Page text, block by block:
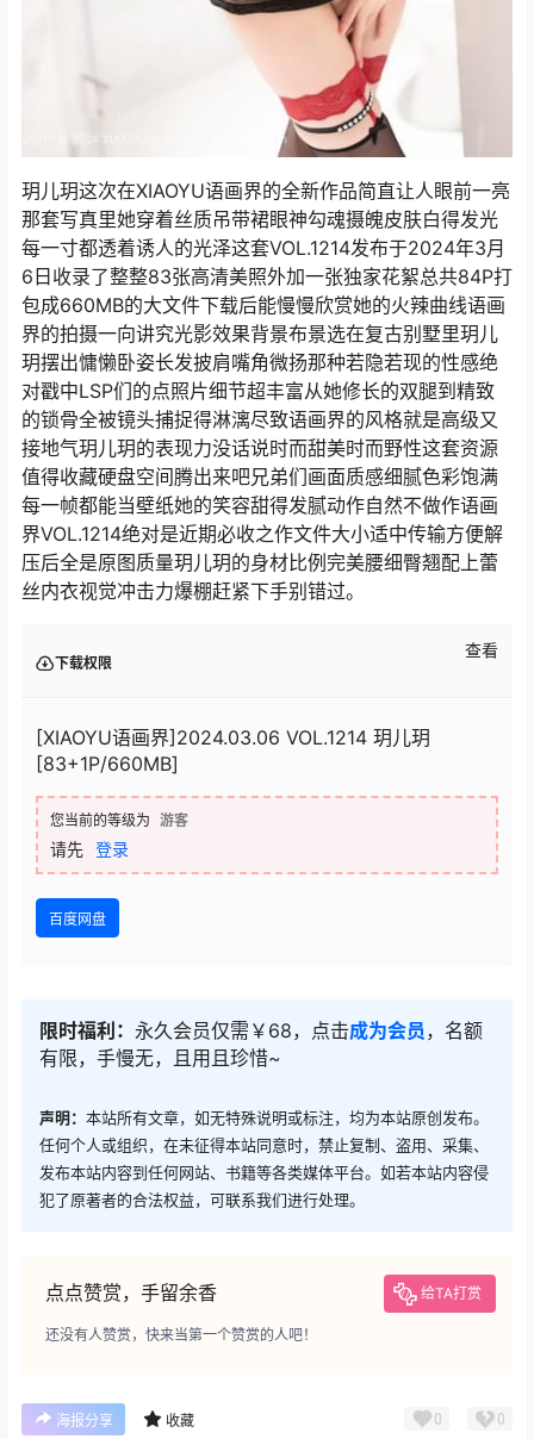
玥儿玥这次在XIAOYU语画界的全新作品简直让人眼前一亮
那套写真里她穿着丝质吊带裙眼神勾魂摄魄皮肤白得发光
每一寸都透着诱人的光泽这套VOL.1214发布于2024年3月
6日收录了整整83张高清美照外加一张独家花絮总共84P打
包成660MB的大文件下载后能慢慢欣赏她的火辣曲线语画
界的拍摄一向讲究光影效果背景布景选在复古别墅里玥儿
玥摆出慵懒卧姿长发披肩嘴角微扬那种若隐若现的性感绝
对戳中LSP们的点照片细节超丰富从她修长的双腿到精致
的锁骨全被镜头捕捉得淋漓尽致语画界的风格就是高级又
接地气玥儿玥的表现力没话说时而甜美时而野性这套资源
值得收藏硬盘空间腾出来吧兄弟们画面质感细腻色彩饱满
每一帧都能当壁纸她的笑容甜得发腻动作自然不做作语画
界VOL.1214绝对是近期必收之作文件大小适中传输方便解
压后全是原图质量玥儿玥的身材比例完美腰细臀翘配上蕾
丝内衣视觉冲击力爆棚赶紧下手别错过。
下载权限
查看
[XIAOYU语画界]2024.03.06 VOL.1214 玥儿玥
[83+1P/660MB]
您当前的等级为 游客
请先 登录
百度网盘
限时福利： 永久会员仅需￥68，点击成为会员 ，名额
有限，手慢无，且用且珍惜~
声明： 本站所有文章，如无特殊说明或标注，均为本站原创发布。
任何个人或组织，在未征得本站同意时，禁止复制、盗用、采集、
发布本站内容到任何网站、书籍等各类媒体平台。如若本站内容侵
犯了原著者的合法权益，可联系我们进行处理。
点点赞赏，手留余香 给TA打赏
还没有人赞赏，快来当第一个赞赏的人吧！
海报分享 收藏 0 0